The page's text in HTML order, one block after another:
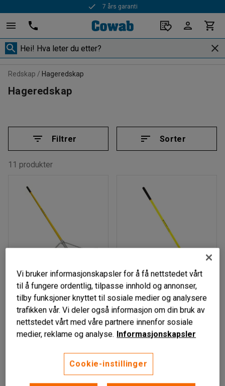
7 års garanti
Rask levering
Redskap Hageredskap
Hageredskap
Filtrer Sorter
11 produkter
Finnes i flere varianter
Planeringsrive/rake,
aluminium, 1700x920
mm
730170
LEGG TIL
Krafse, 1300 mm
: 730122
745,-
eks. MVA
Vi bruker informasjonskapsler for å få nettstedet vårt
til å fungere ordentlig, tilpasse innhold og annonser,
tilby funksjoner knyttet til sosiale medier og analysere
trafikken vår. Vi deler også informasjon om din bruk av
nettstedet vårt med våre partnere innenfor sosiale
medier, reklame og analyse. Informasjonskapsler
Cookie-instillinger